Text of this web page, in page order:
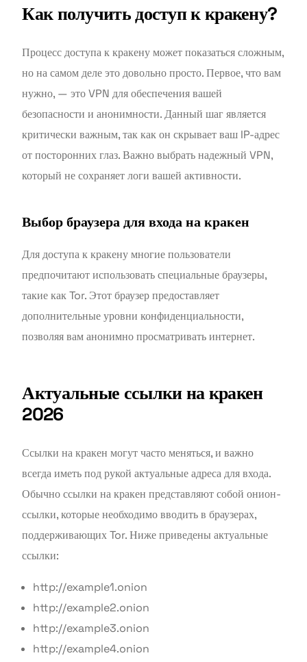
Как получить доступ к кракену?
Процесс доступа к кракену может показаться сложным,
но на самом деле это довольно просто. Первое, что вам
нужно, — это VPN для обеспечения вашей
безопасности и анонимности. Данный шаг является
критически важным, так как он скрывает ваш IP-адрес
от посторонних глаз. Важно выбрать надежный VPN,
который не сохраняет логи вашей активности.
Выбор браузера для входа на кракен
Для доступа к кракену многие пользователи
предпочитают использовать специальные браузеры,
такие как Tor. Этот браузер предоставляет
дополнительные уровни конфиденциальности,
позволяя вам анонимно просматривать интернет.
Актуальные ссылки на кракен
2026
Ссылки на кракен могут часто меняться, и важно
всегда иметь под рукой актуальные адреса для входа.
Обычно ссылки на кракен представляют собой онион-
ссылки, которые необходимо вводить в браузерах,
поддерживающих Tor. Ниже приведены актуальные
ссылки:
http://example1.onion
http://example2.onion
http://example3.onion
http://example4.onion